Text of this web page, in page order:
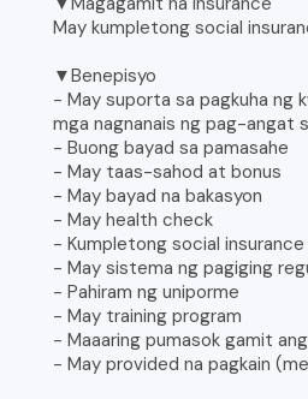
May kumpletong social
▼Benepisyo
- May suporta sa pagkuha ng
mga nagnanais ng pag-angat
- Buong bayad sa pamasahe
- May taas-sahod at bonus
- May bayad na bakasyon
- May health check
- Kumpletong social insurance
- May sistema ng pagiging
- Pahiram ng uniporme
- May training program
- Maaaring pumasok gamit
- May provided na pagkain